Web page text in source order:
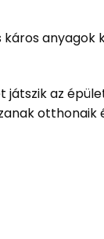
anyagok
játszik az
otthonaik